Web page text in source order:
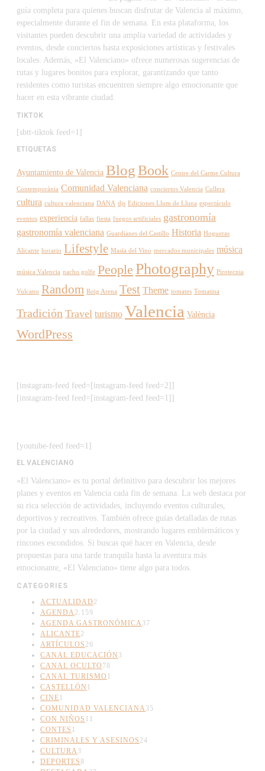
guía completa para quienes buscan disfrutar de Valencia al máximo,
especialmente durante el fin de semana. En esta plataforma, los
visitantes pueden descubrir una amplia variedad de actividades y
eventos, desde conciertos hasta exposiciones artísticas y festivales
locales. Además, «El Valenciano» ofrece numerosas sugerencias de
rutas y lugares bonitos para explorar, garantizando que tanto
residentes como turistas encuentren siempre algo emocionante que
hacer en esta vibrante ciudad.
TIKTOK
[sbtt-tiktok feed=1]
ETIQUETAS
Ayuntamiento de Valencia BlogBook Centre del Carme Cultura
Contemporània Comunidad Valenciana conciertos Valencia Cullera
cultura cultura valenciana DANA djs Ediciones Llum de Lluna espectáculo
eventos experiencia fallas fiesta fuegos artificiales gastronomía
gastronomía valenciana Guardianes del Castillo Historia Hogueras
Alicante horario Lifestyle Masía del Vino mercados municipales música
música Valencia nacho golfe People Photography Pirotecnia
Vulcano Random Roig Arena Test Theme tomates Tomatina
Tradición Travel turismo Valencia València
WordPress
[instagram-feed feed=[instagram-feed feed=2]]
[instagram-feed feed=[instagram-feed feed=1]]
[youtube-feed feed=1]
EL VALENCIANO
«El Valenciano» es tu portal definitivo para descubrir los mejores
planes y eventos en Valencia cada fin de semana. La web destaca por
su rica selección de actividades, incluyendo eventos culturales,
deportivos y recreativos. También ofrece guías detalladas de rutas
por la ciudad y sus alrededores, mostrando lugares emblemáticos y
rincones escondidos. Si buscas qué hacer en Valencia, desde
propuestas para una tarde tranquila hasta la aventura más
emocionante, «El Valenciano» tiene algo para todos.
CATEGORIES
ACTUALIDAD 2
AGENDA 2.159
AGENDA GASTRONÓMICA 37
ALICANTE2
ARTÍCULOS 26
CANAL EDUCACIÓN 3
CANAL OCULTO 78
CANAL TURISMO 1
CASTELLÓN 1
CINE1
COMUNIDAD VALENCIANA 35
CON NIÑOS 11
CONTES 1
CRIMINALES Y ASESINOS 24
CULTURA 3
DEPORTES8